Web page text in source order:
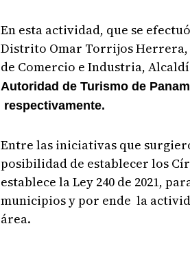
En esta actividad, que se
Distrito Omar Torrijos
de Comercio e Industria,
Autoridad de Turismo de
respectivamente.
Entre las iniciativas que
posibilidad de establecer los
establece la Ley 240 de 2021,
municipios y por ende la
área.